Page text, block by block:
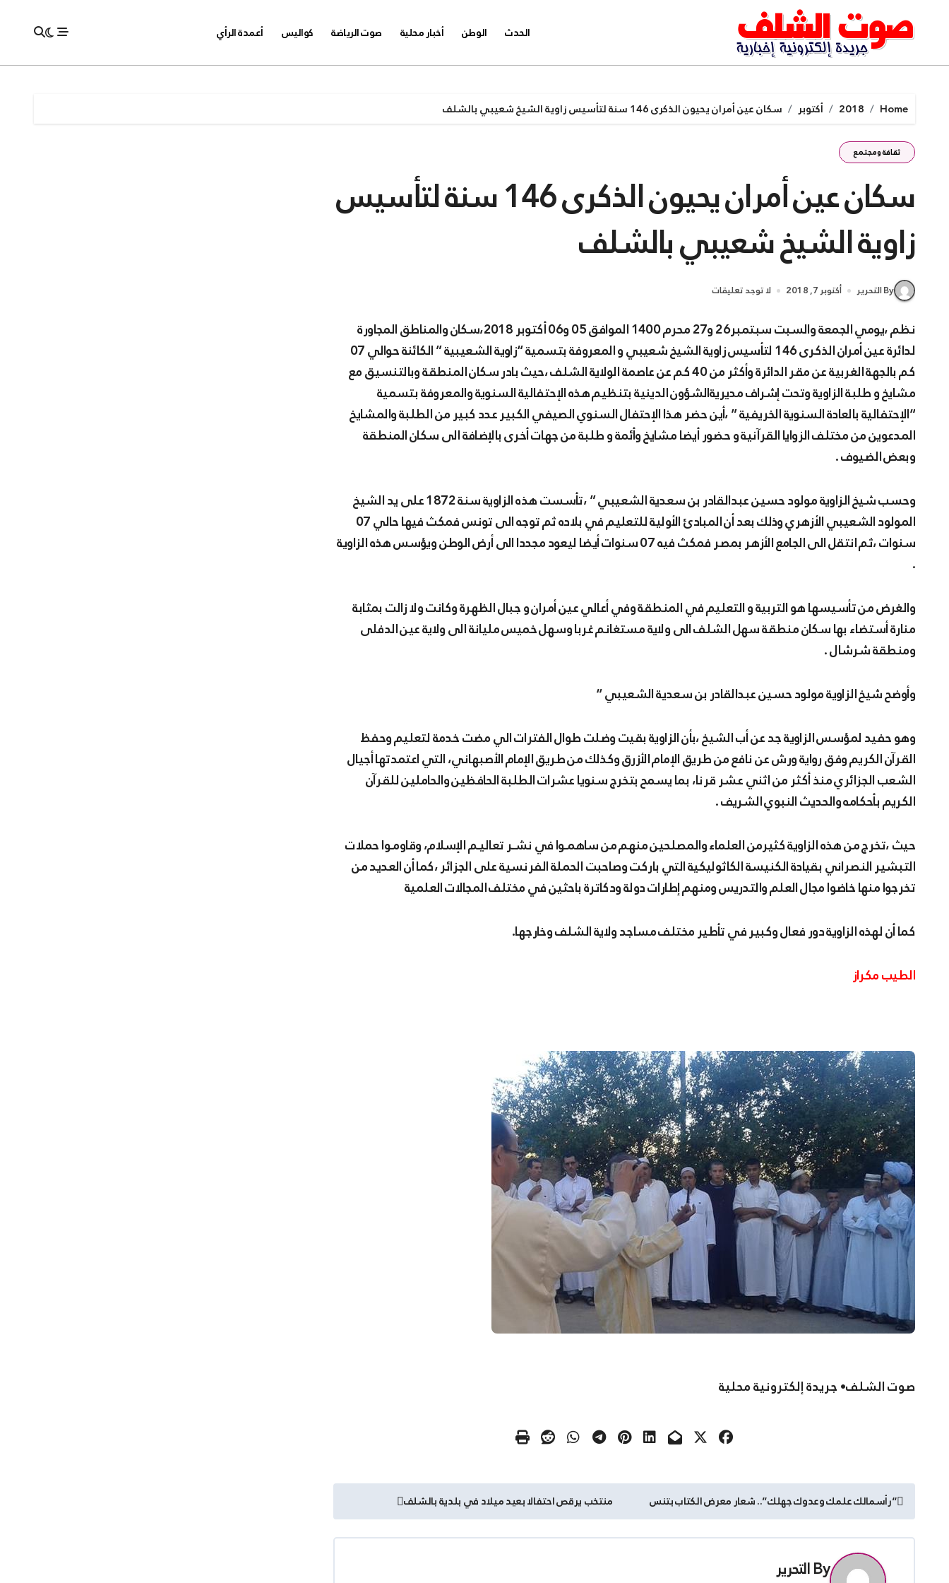
content
الحدث الوطن أخبار محلية صوت الرياضة كواليس أعمدة الرأي
Home
2018 أكتوبر سكان عين أمران يحيون الذكرى 146 سنة لتأسيس زاوية الشيخ شعيبي بالشلف
ثقافة ومجتمع
سكان عين أمران يحيون الذكرى 146 سنة لتأسيس
زاوية الشيخ شعيبي بالشلف
By التحرير أكتوبر 7, 2018 لا توجد تعليقات
نظم ،يومي الجمعة والسبت سبتمبر26 و27 محرم 1400 الموافق 05 و06 أكتوبر 2018،سكان والمناطق المجاورة
لدائرة عين أمران الذكرى 146 لتأسيس زاوية الشيخ شعيبي و المعروفة بتسمية “زاوية الشعيبية ” الكائنة حوالي 07
كم بالجهة الغربية عن مقر الدائرة وأكثر من 40 كم عن عاصمة الولاية الشلف ،حيث بادر سكان المنطقة وبالتنسيق مع
مشايخ و طلبة الزاوية وتحت إشراف مديريةالشؤون الدينية بتنظيم هذه الإحتفالية السنوية والمعروفة بتسمية
“الإحتفالية بالعادة السنوية الخريفية ” ،أين حضر هذا الإحتفال السنوي الصيفي الكبير عدد كبير من الطلبة والمشايخ
المدعوين من مختلف الزوايا القرآنية و حضور أيضا مشايخ وأئمة و طلبة من جهات أخرى بالإضافة الى سكان المنطقة
وبعض الضيوف .
وحسب شيخ الزاوية مولود حسين عبدالقادر بن سعدية الشعيبي ” ،تأسست هذه الزاوية سنة 1872 على يد الشيخ
المولود الشعيبي الأزهري وذلك بعد أن المبادئ الأولية للتعليم في بلاده ثم توجه الى تونس فمكث فيها حالي 07
سنوات ،ثم انتقل الى الجامع الأزهر بمصر فمكث فيه 07 سنوات أيضا ليعود مجددا الى أرض الوطن ويؤسس هذه الزاوية
.
والغرض من تأسيسها هو التربية و التعليم في المنطقة وفي أعالي عين أمران و جبال الظهرة وكانت ولا زالت بمثابة
منارة أستضاء بها سكان منطقة سهل الشلف الى ولاية مستغانم غربا وسهل خميس مليانة الى ولاية عين الدفلى
ومنطقة شرشال .
وأوضح شيخ الزاوية مولود حسين عبدالقادر بن سعدية الشعيبي “
وهو حفيد لمؤسس الزاوية جد عن أب الشيخ ،بأن الزاوية بقيت وضلت طوال الفترات الي مضت خدمة لتعليم وحفظ
القرآن الكريم وفق رواية ورش عن نافع من طريق الإمام الأزرق وكذلك من طريق الإمام الأصبهاني، التي اعتمدتها أجيال
الشعب الجزائري منذ أكثر من اثني عشر قرنا، بما يسمح بتخرج سنويا عشرات الطلبة الحافظين والحاملين للقرآن
الكريم بأحكامه والحديث النبوي الشريف .
حيث ،تخرج من هذه الزاوية كثيرمن العلماء والمصلحين منهم من ساهمـوا في نشـر تعاليـم الإسلام، وقاومـوا حملات
التبشير النصراني بقيادة الكنيسة الكاثوليكية التي باركت وصاحبت الحملة الفرنسية على الجزائر ،كما أن العديد من
تخرجوا منها خاضوا مجال العلم والتدريس ومنهم إطارات دولة ودكاترة باحثين في مختلف المجالات العلمية
كما أن لهذه الزاوية دور فعال وكبير في تأطير مختلف مساجد ولاية الشلف وخارجها.
الطيب مكراز
صوت الشلف• جريدة إلكترونية محلية
تصفّح
المقالات
“رأسمالك علمك وعدوك جهلك”.. شعار معرض الكتاب بتنس منتخب يرقص احتفالا بعيد ميلاد في بلدية بالشلف
Byالتحرير